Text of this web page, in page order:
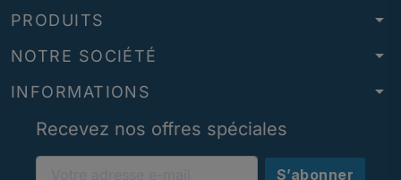
PRODUITS arrow_drop_down
NOTRE SOCIÉTÉ arrow_drop_down
INFORMATIONS
arrow_drop_down
Recevez nos offres spéciales